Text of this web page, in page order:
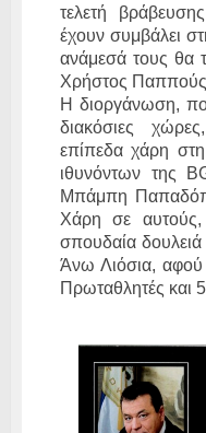
τελετή
έχουν συμβάλει
ανάμεσά τους θα
Χρήστος
Η διοργάνωση,
διακόσιες
επίπεδα χάρη
ιθυνόντων της
Μπάμπη
Χάρη σε αυτούς,
σπουδαία δουλειά
Άνω Λιόσια, αφού
Πρωταθλητές και